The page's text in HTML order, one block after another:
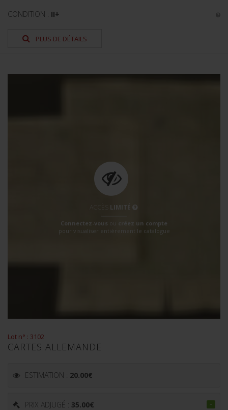
CONDITION : II+
PLUS DE DÉTAILS
ACCÈS LIMITÉ
Connectez-vous ou créez un compte
pour visualiser entièrement le catalogue
Lot n° : 3102
CARTES ALLEMANDE
ESTIMATION : 20.00€
PRIX ADJUGÉ : 35.00€